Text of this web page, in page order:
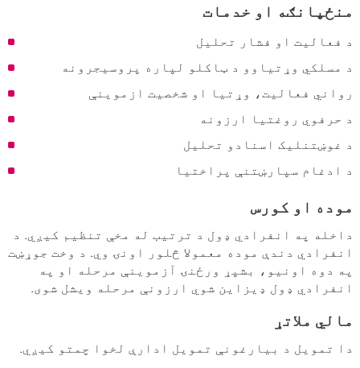
منځپانګه او خدمات
د فعالیت او فشار تحلیل
د مسلکي وړتیاوو د ټاکلو لپاره پروسیجرونه
رواني فعالیت، وړتیا او شخصیت ازموینې
د حرفوي روغتیا ارزونه
د غوښتنلیک اسنادو تحلیل
د ادغام سپارښتنې پراختیا
موده او کورس
داخله په انفرادي ډول د ترتیب له مخې تنظیم کیږي. د
انفرادي دندې موده معمولا څلور اونۍ وي. د وخت جوړښت
په دوه اونیو، بشپړ ورځنۍ آزموینې مرحله او په
انفرادي ډول ډیزاین شوي ارزونې مرحله ویشل شوی.
مالي ملاتړ
دا تمویل د بیارغونې تمویل ادارې لخوا چمتو کیږي.